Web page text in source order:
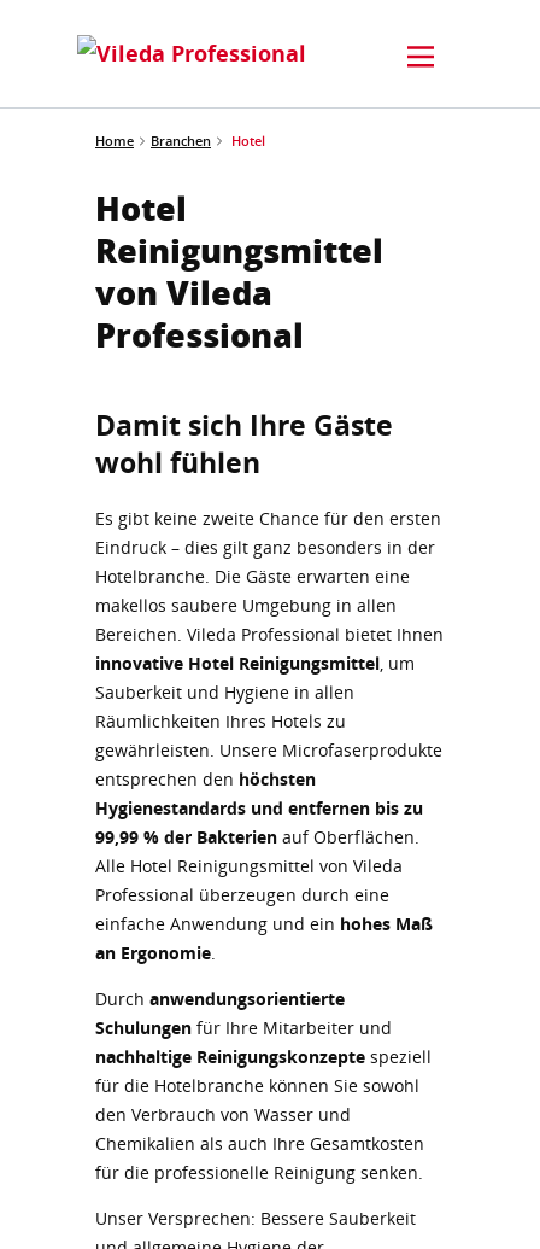
Home Branchen Hotel
Hotel
Reinigungsmittel
von Vileda
Professional
Damit sich Ihre Gäste
wohl fühlen
Es gibt keine zweite Chance für den ersten
Eindruck – dies gilt ganz besonders in der
Hotelbranche. Die Gäste erwarten eine
makellos saubere Umgebung in allen
Bereichen. Vileda Professional bietet Ihnen
innovative Hotel Reinigungsmittel , um
Sauberkeit und Hygiene in allen
Räumlichkeiten Ihres Hotels zu
gewährleisten. Unsere Microfaserprodukte
entsprechen den höchsten
Hygienestandards und entfernen bis zu
99,99 % der Bakterien auf Oberflächen.
Alle Hotel Reinigungsmittel von Vileda
Professional überzeugen durch eine
einfache Anwendung und ein hohes Maß
an Ergonomie
Durch anwendungsorientierte
Schulungen für Ihre Mitarbeiter und
nachhaltige Reinigungskonzepte speziell
für die Hotelbranche können Sie sowohl
den Verbrauch von Wasser und
Chemikalien als auch Ihre Gesamtkosten
für die professionelle Reinigung senken.
Unser Versprechen: Bessere Sauberkeit